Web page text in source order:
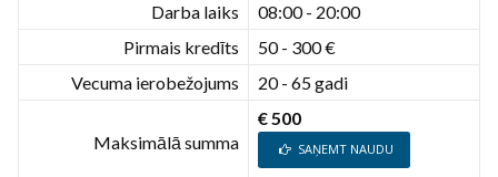
Darba laiks
08:00 - 20:00
Pirmais kredīts
50 - 300 €
Vecuma ierobežojums
20 - 65 gadi
Maksimālā summa
€ 500
SAŅEMT NAUDU